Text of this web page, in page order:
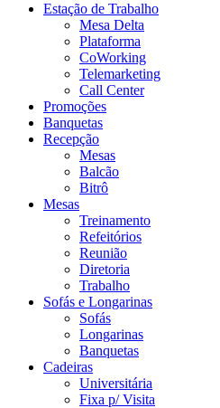
Estação de Trabalho
Mesa Delta
Plataforma
CoWorking
Telemarketing
Call Center
Promoções
Banquetas
Recepção
Mesas
Balcão
Bitrô
Mesas
Treinamento
Refeitórios
Reunião
Diretoria
Trabalho
Sofás e Longarinas
Sofás
Longarinas
Banquetas
Cadeiras
Universitária
Fixa p/ Visita